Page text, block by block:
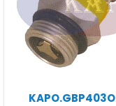
KAPO.GBP403O